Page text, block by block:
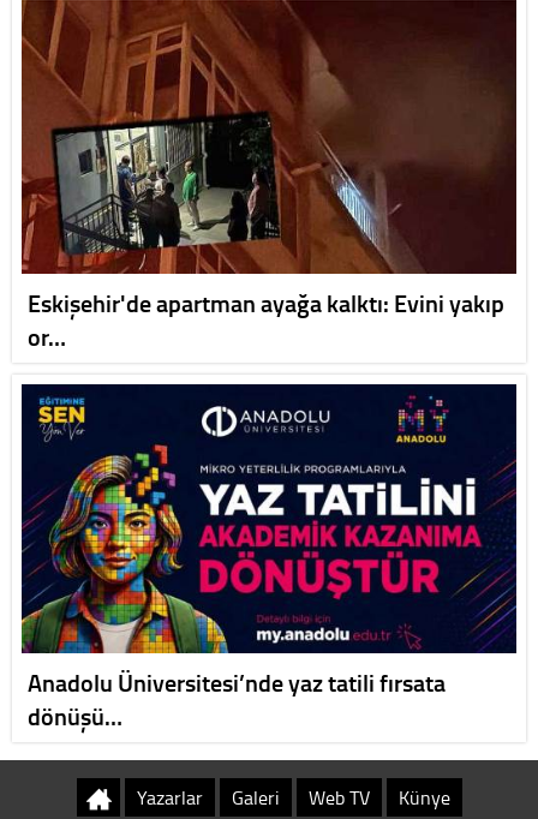
Eskişehir'de apartman ayağa kalktı: Evini yakıp
or…
Anadolu Üniversitesi’nde yaz tatili fırsata
dönüşü…
Yazarlar Galeri Web TV Künye